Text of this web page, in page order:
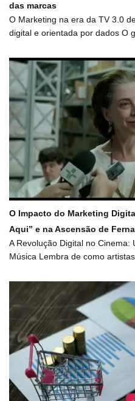
das marcas
O Marketing na era da TV 3.0
digital e orientada por dados O
O Impacto do Marketing
Aqui” e na Ascensão de
A Revolução Digital no Cinema:
Música Lembra de como